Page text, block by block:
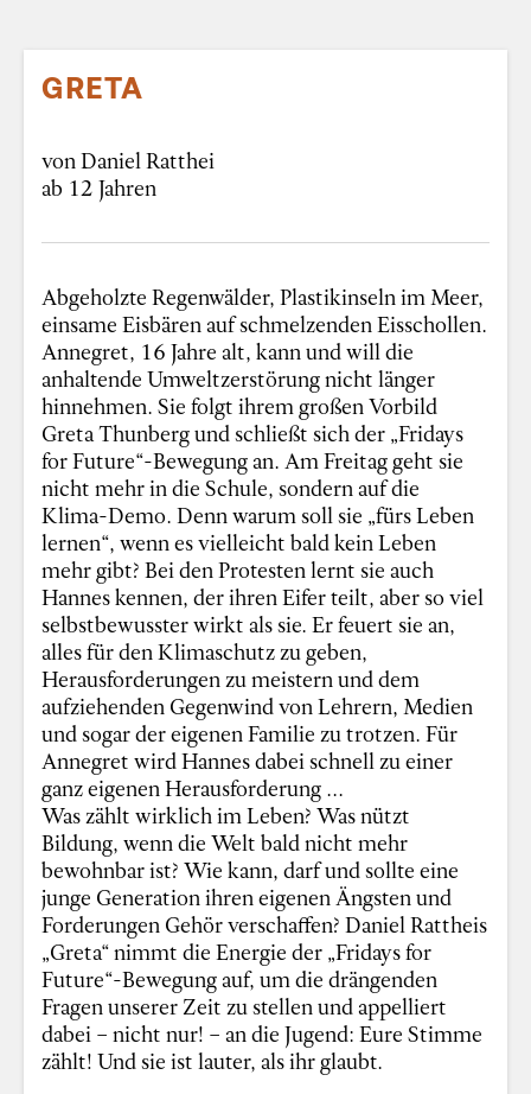
GRETA
von Daniel Ratthei
ab 12 Jahren
Abgeholzte Regenwälder, Plastikinseln im Meer,
einsame Eisbären auf schmelzenden Eisschollen.
Annegret, 16 Jahre alt, kann und will die
anhaltende Umweltzerstörung nicht länger
hinnehmen. Sie folgt ihrem großen Vorbild
Greta Thunberg und schließt sich der „Fridays
for Future“-Bewegung an. Am Freitag geht sie
nicht mehr in die Schule, sondern auf die
Klima-Demo. Denn warum soll sie „fürs Leben
lernen“, wenn es vielleicht bald kein Leben
mehr gibt? Bei den Protesten lernt sie auch
Hannes kennen, der ihren Eifer teilt, aber so viel
selbstbewusster wirkt als sie. Er feuert sie an,
alles für den Klimaschutz zu geben,
Herausforderungen zu meistern und dem
aufziehenden Gegenwind von Lehrern, Medien
und sogar der eigenen Familie zu trotzen. Für
Annegret wird Hannes dabei schnell zu einer
ganz eigenen Herausforderung ...
Was zählt wirklich im Leben? Was nützt
Bildung, wenn die Welt bald nicht mehr
bewohnbar ist? Wie kann, darf und sollte eine
junge Generation ihren eigenen Ängsten und
Forderungen Gehör verschaffen? Daniel Rattheis
„Greta“ nimmt die Energie der „Fridays for
Future“-Bewegung auf, um die drängenden
Fragen unserer Zeit zu stellen und appelliert
dabei – nicht nur! – an die Jugend: Eure Stimme
zählt! Und sie ist lauter, als ihr glaubt.